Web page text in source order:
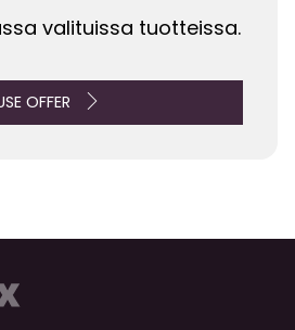
valituissa tuotteissa.
OFFER